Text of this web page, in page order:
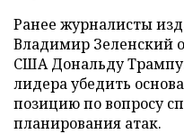
Ранее журналисты
Владимир Зеленский
США Дональду
лидера убедить
позицию по вопросу
планирования атак.